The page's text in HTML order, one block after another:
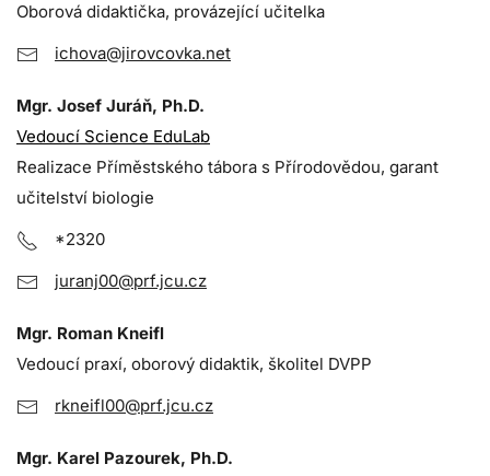
Oborová didaktička, provázející učitelka
ichova@jirovcovka.net
Mgr. Josef Juráň, Ph.D.
Vedoucí Science EduLab
Realizace Příměstského tábora s Přírodovědou, garant
učitelství biologie
*2320
juranj00@prf.jcu.cz
Mgr. Roman Kneifl
Vedoucí praxí, oborový didaktik, školitel DVPP
rkneifl00@prf.jcu.cz
Mgr. Karel Pazourek, Ph.D.